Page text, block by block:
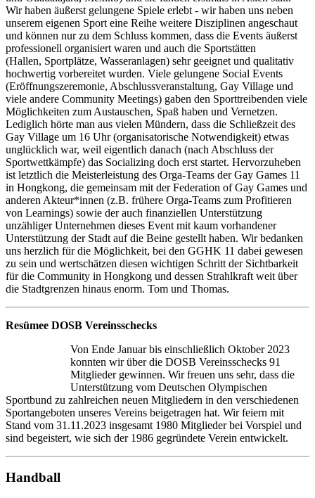
Wir haben äußerst gelungene Spiele erlebt - wir haben uns neben
unserem eigenen Sport eine Reihe weitere Disziplinen angeschaut
und können nur zu dem Schluss kommen, dass die Events äußerst
professionell organisiert waren und auch die Sportstätten
(Hallen, Sportplätze, Wasseranlagen) sehr geeignet und qualitativ
hochwertig vorbereitet wurden. Viele gelungene Social Events
(Eröffnungszeremonie, Abschlussveranstaltung, Gay Village und
viele andere Community Meetings) gaben den Sporttreibenden viele
Möglichkeiten zum Austauschen, Spaß haben und Vernetzen.
Lediglich hörte man aus vielen Mündern, dass die Schließzeit des
Gay Village um 16 Uhr (organisatorische Notwendigkeit) etwas
unglücklich war, weil eigentlich danach (nach Abschluss der
Sportwettkämpfe) das Socializing doch erst startet. Hervorzuheben
ist letztlich die Meisterleistung des Orga-Teams der Gay Games 11
in Hongkong, die gemeinsam mit der Federation of Gay Games und
anderen Akteur*innen (z.B. frühere Orga-Teams zum Profitieren
von Learnings) sowie der auch finanziellen Unterstützung
unzähliger Unternehmen dieses Event mit kaum vorhandener
Unterstützung der Stadt auf die Beine gestellt haben. Wir bedanken
uns herzlich für die Möglichkeit, bei den GGHK 11 dabei gewesen
zu sein und wertschätzen diesen wichtigen Schritt der Sichtbarkeit
für die Community in Hongkong und dessen Strahlkraft weit über
die Stadtgrenzen hinaus enorm. Tom und Thomas.
Resümee DOSB Vereinsschecks
Von Ende Januar bis einschließlich Oktober 2023
konnten wir über die DOSB Vereinsschecks 91
Mitglieder gewinnen. Wir freuen uns sehr, dass die
Unterstützung vom Deutschen Olympischen
Sportbund zu zahlreichen neuen Mitgliedern in den verschiedenen
Sportangeboten unseres Vereins beigetragen hat. Wir feiern mit
Stand vom 31.11.2023 insgesamt 1980 Mitglieder bei Vorspiel und
sind begeistert, wie sich der 1986 gegründete Verein entwickelt.
Handball